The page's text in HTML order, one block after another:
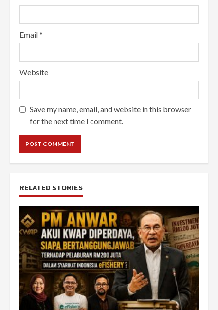
Email*
Website
Save my name, email, and website in this browser
for the next time I comment.
RELATED STORIES